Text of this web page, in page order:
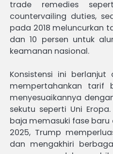
trade remedies
countervailing duties,
pada 2018 meluncurkan
dan 10 persen untuk
keamanan nasional.
Konsistensi ini
mempertahankan tarif
menyesuaikannya
sekutu seperti Uni
baja memasuki fase baru
2025, Trump
dan mengakhiri